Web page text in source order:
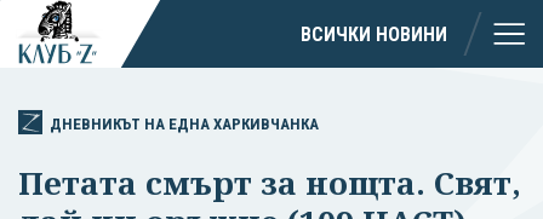
ВСИЧКИ НОВИНИ
ДНЕВНИКЪТ НА ЕДНА ХАРКИВЧАНКА
Петата смърт за нощта. Свят,